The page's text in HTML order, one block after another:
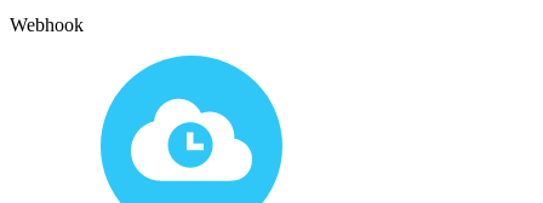
Webhook